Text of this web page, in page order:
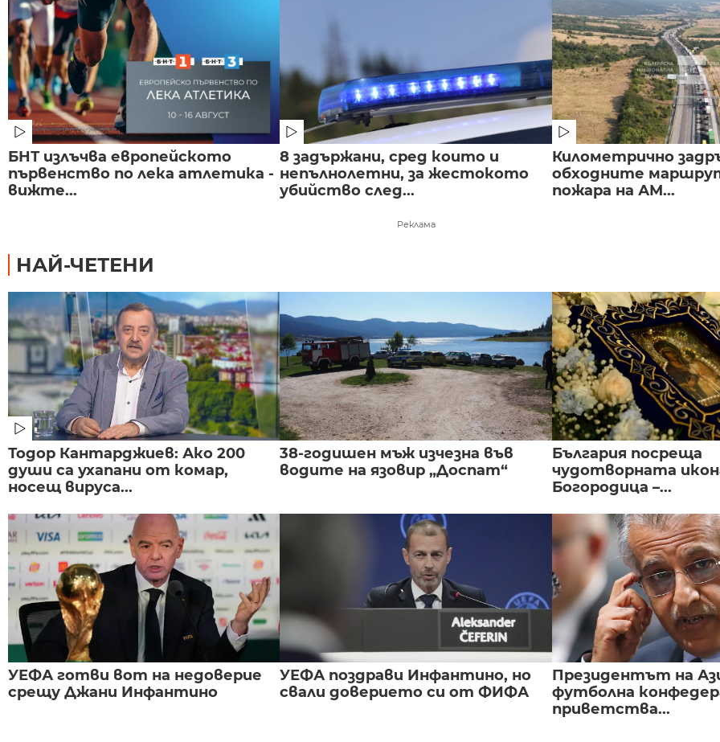
БНТ излъчва европейското
първенство по лека атлетика -
вижте...
8 задържани, сред които и
непълнолетни, за жестокото
убийство след...
Километрично
обходните
пожара на АМ...
Реклама
НАЙ-ЧЕТЕНИ
Тодор Кантарджиев: Ако 200
души са ухапани от комар,
носещ вируса...
38-годишен мъж изчезна във
водите на язовир „Доспат“
България посреща
чудотворната
Богородица –...
УЕФА готви вот на недоверие
срещу Джани Инфантино
УЕФА поздрави Инфантино, но
свали доверието си от ФИФА
Президентът на
футболна
приветства...